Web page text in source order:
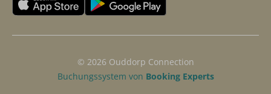
© 2026 Ouddorp Connection
Buchungssystem von Booking Experts